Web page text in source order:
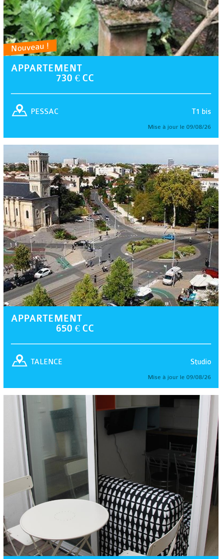
Nouveau !
APPARTEMENT
730 € CC
T1 bis
PESSAC
Mise à jour le 09/08/26
APPARTEMENT
650 € CC
Studio
TALENCE
Mise à jour le 09/08/26